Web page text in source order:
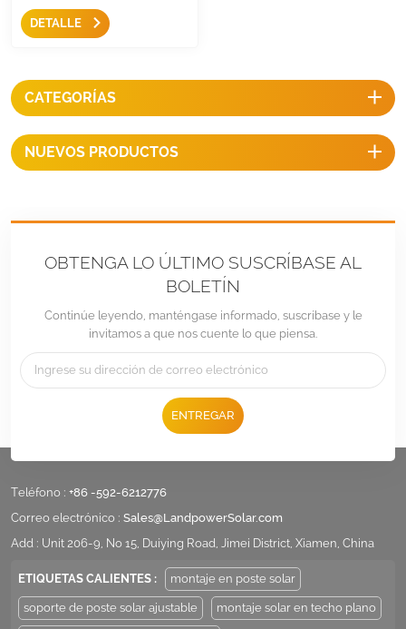
una solución de montaje
resistente para áreas abiertas,
extracción y rendimiento
súper anticorrosión,
instalación rápida y precios
competitivos.
DETALLE
CATEGORÍAS
NUEVOS PRODUCTOS
OBTENGA LO ÚLTIMO SUSCRÍBASE AL
BOLETÍN
Continúe leyendo, manténgase informado, suscríbase y le
invitamos a que nos cuente lo que piensa.
ENTREGAR
Teléfono : +86 -592-6212776
Correo electrónico : Sales@LandpowerSolar.com
Add : Unit 206-9, No 15, Duiying Road, Jimei District, Xiamen, China
ETIQUETAS CALIENTES : montaje en poste solar
soporte de poste solar ajustable montaje solar en techo plano